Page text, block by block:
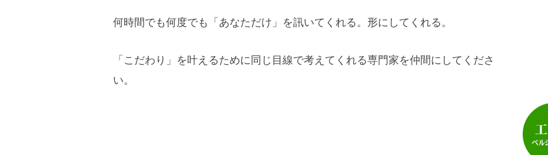
何時間でも何度でも「あなただけ」を訊いてくれる。形にしてくれる。
「こだわり」を叶えるために同じ目線で考えてくれる専門家を仲間にしてくださ
い。